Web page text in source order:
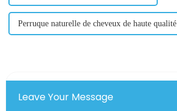
Perruque naturelle de cheveux de haute qualité
Leave Your Message